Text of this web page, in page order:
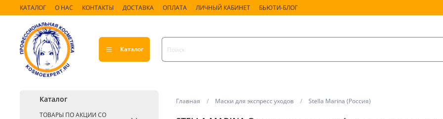
КАТАЛОГ О НАС КОНТАКТЫ ДОСТАВКА ОПЛАТА ЛИЧНЫЙ КАБИНЕТ БЬЮТИ-БЛОГ
Каталог
Главная Маски для экспресс уходов Stella Marina (Россия)
Каталог
ТОВАРЫ ПО АКЦИИ СО